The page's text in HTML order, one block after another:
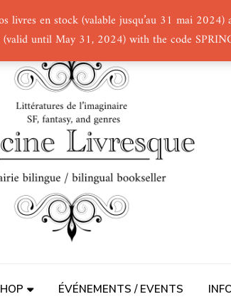
livres en stock (valable jusqu’au 31 mai 2024)
until May 31, 2024) with the code
ÉVÉNEMENTS / EVENTS